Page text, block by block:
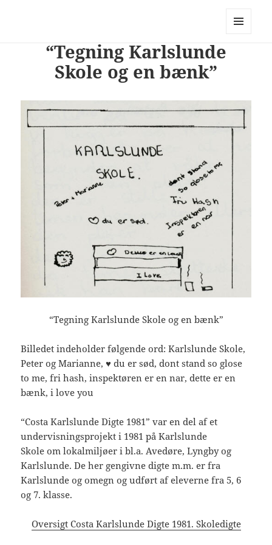
PhotoStory – en rejse i billeder og
“Tegning Karlslunde
Skole og en bænk”
“Tegning Karlslunde Skole og en bænk”
Billedet indeholder følgende ord: Karlslunde Skole,
Peter og Marianne, ♥ du er sød, dont stand so glose
to me, fri hash, inspektøren er en nar, dette er en
bænk, i love you
“Costa Karlslunde Digte 1981” var en del af et
undervisningsprojekt i 1981 på Karlslunde
Skole om lokalmiljøer i bl.a. Avedøre, Lyngby og
Karlslunde. De her gengivne digte m.m. er fra
Karlslunde og omegn og udført af eleverne fra 5, 6
og 7. klasse.
Oversigt Costa Karlslunde Digte 1981. Skoledigte